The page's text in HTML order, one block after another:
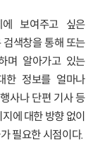
에 보여주고 싶은
검색창을 통해 또는
며 알아가고 있는
한 정보를 얼마나
사나 단편 기사 등
에 대한 방향 없이
필요한 시점이다.